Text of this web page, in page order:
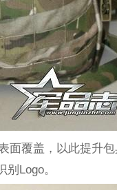
面覆盖，以此提升
Logo。